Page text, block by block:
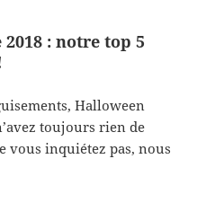
: notre top 5
Halloween
toujours rien de
vous inquiétez pas, nous